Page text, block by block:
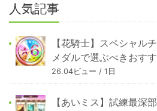
人気記事
【花騎士】スペシャル
メダルで選ぶべきおす
26.04ビュー / 1日
【あいミス】試練最深